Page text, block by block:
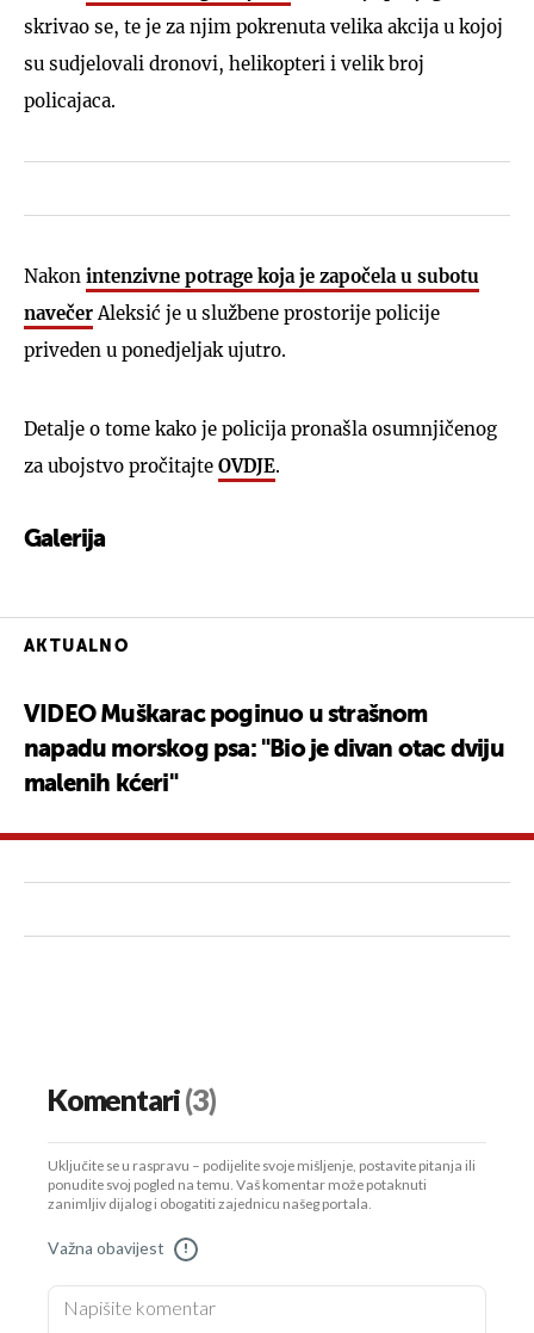
skrivao se, te je za njim pokrenuta velika akcija u kojoj
su sudjelovali dronovi, helikopteri i velik broj
policajaca.
Nakon intenzivne potrage koja je započela u subotu
navečer Aleksić je u službene prostorije policije
priveden u ponedjeljak ujutro.
Detalje o tome kako je policija pronašla osumnjičenog
za ubojstvo pročitajte OVDJE.
Galerija
AKTUALNO
VIDEO Muškarac poginuo u strašnom
napadu morskog psa: "Bio je divan otac dviju
malenih kćeri"
Komentari(3)
Uključite se u raspravu – podijelite svoje mišljenje, postavite pitanja ili
ponudite svoj pogled na temu. Vaš komentar može potaknuti
zanimljiv dijalog i obogatiti zajednicu našeg portala.
Važna obavijest !